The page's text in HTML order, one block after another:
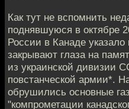
Как тут не вспомнить
поднявшуюся в октябре
России в Канаде указало
закрывают глаза на
из украинской дивизии
повстанческой армии*.
обрушились основные
"компрометации